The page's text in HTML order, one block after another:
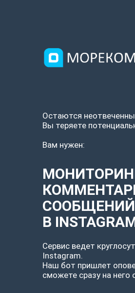
Остаются
Вы теряете
Вам нужен:
СООБЩЕНИЙ
В
Сервис ведет
Instagram.
Наш бот пришлет
сможете сразу на него